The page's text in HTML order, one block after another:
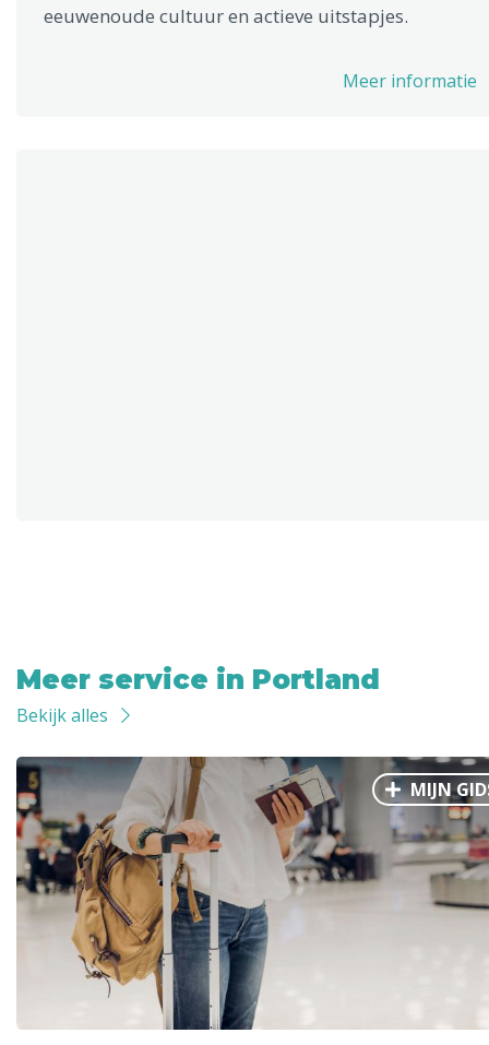
eeuwenoude cultuur en actieve uitstapjes.
Meer informatie
Meer service in Portland
Bekijk alles
MIJN